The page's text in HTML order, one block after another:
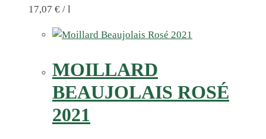
17,07 € / l
MOILLARD
BEAUJOLAIS ROSÉ
2021